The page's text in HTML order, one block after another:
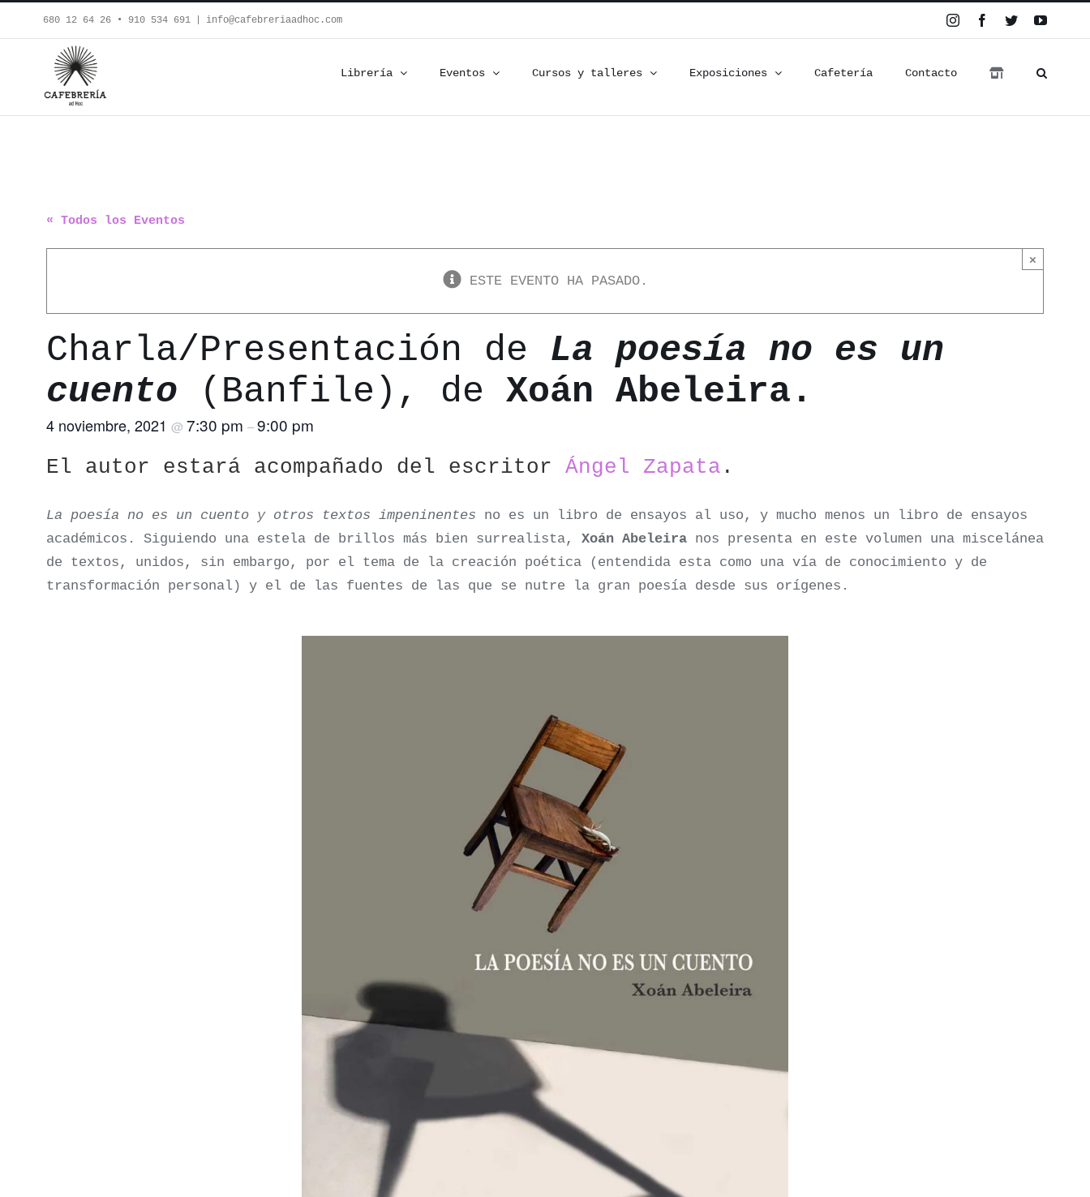
al
contenido
680 12 64 26‬ • 910 534 691 info@cafebreriaadhoc.com InstagramFacebook
Twitter
Librería Eventos Cursos y talleres Exposiciones Cafetería Contacto
« Todos los Eventos
×
ESTE EVENTO HA PASADO.
Charla/Presentación de La poesía no es un
cuento (Banfile), de Xoán Abeleira.
4 noviembre, 2021 @ 7:30 pm –9:00 pm
El autor estará acompañado del escritor Ángel Zapata .
La poesía no es un cuento y otros textos impeninentes no es un libro de ensayos al uso, y mucho menos un libro de ensayos
académicos. Siguiendo una estela de brillos más bien surrealista, Xoán Abeleira nos presenta en este volumen una miscelánea
de textos, unidos, sin embargo, por el tema de la creación poética (entendida esta como una vía de conocimiento y de
transformación personal) y el de las fuentes de las que se nutre la gran poesía desde sus orígenes.